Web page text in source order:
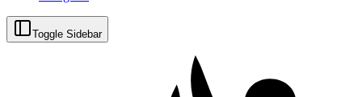
Toggle Sidebar